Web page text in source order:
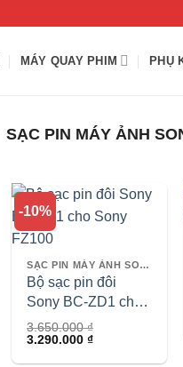
MÁY QUAY PHIM PHỤ
SẠC PIN MÁY ẢNH
-10%
SẠC PIN MÁY ẢNH SONY
Bộ sạc pin đôi
Sony BC-ZD1 cho
Sony FZ100
3.650.000₫
Giá
là:
3.290.000₫Giá
tại